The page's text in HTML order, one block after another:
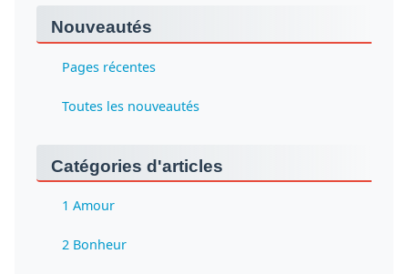
Nouveautés
Pages récentes
Toutes les nouveautés
Catégories d'articles
1 Amour
2 Bonheur